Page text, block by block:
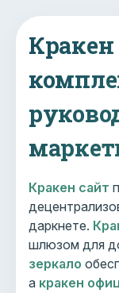
Кракен
Кракен сайт
даркнете.
шлюзом для
зеркало
а кракен